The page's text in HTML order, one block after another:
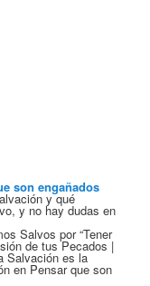
son engañados
y qué
y no hay dudas en
Salvos por “Tener
de tus Pecados |
Salvación es la
en Pensar que son